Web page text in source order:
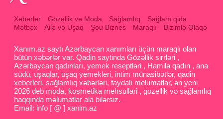
Xəbərlər Gözəllik və Moda Sağlamlıq
Sağlam qida
Mətbəx
Ailə və Uşaq Şou Biznes Maraqlı Bizimlə Əlaqə
Xanım.az saytı Azərbaycan xanımları üçün maraqlı olan
bütün xəbərlər var. Qadin saytinda Gözəllik sirrləri ,
Azərbaycan qadınları, yemek reseptləri , Hamilə qadın , ana
südü, uşaqlar, uşaq yemekleri, intim münasibətlər, qadin
xeberleri, sağlamlıq xəbərləri, faydalı melumatlar, ən yeni
2026 deb moda, kosmetika mehsullari , gozellik və sağlamlıq
haqqında məlumatlar ala bilərsiz.
Email: info [ @ ] xanim.az